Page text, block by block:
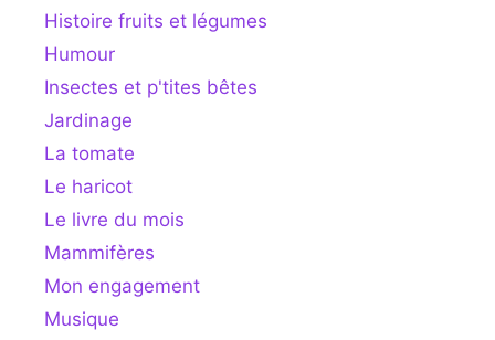
Histoire fruits et légumes
Humour
Insectes et p'tites bêtes
Jardinage
La tomate
Le haricot
Le livre du mois
Mammifères
Mon engagement
Musique